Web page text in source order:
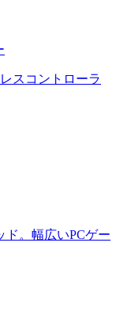
スコントローラ
ド。幅広いPCゲー